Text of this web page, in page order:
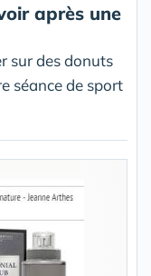
après une
sur des donuts
séance de sport